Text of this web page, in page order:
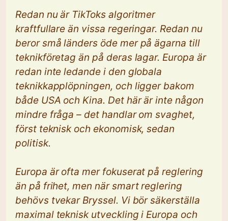
Redan nu är TikToks algoritmer
kraftfullare än vissa regeringar. Redan nu
beror små länders öde mer på ägarna till
teknikföretag än på deras lagar. Europa är
redan inte ledande i den globala
teknikkapplöpningen, och ligger bakom
både USA och Kina. Det här är inte någon
mindre fråga – det handlar om svaghet,
först teknisk och ekonomisk, sedan
politisk.
Europa är ofta mer fokuserat på reglering
än på frihet, men när smart reglering
behövs tvekar Bryssel. Vi bör säkerställa
maximal teknisk utveckling i Europa och